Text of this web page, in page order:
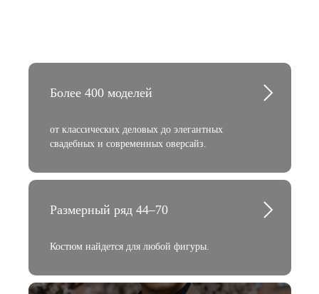
Более 400 моделей
от классических деловых до элегантных
свадебных и современных оверсайз.
Размерный ряд 44–70
Костюм найдется для любой фигуры.